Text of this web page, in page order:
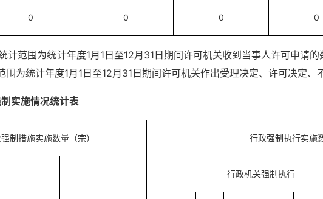
0 0 0 0
计范围为统计年度1月1日至12月31日期间许可机关收到当事人许可申请
为统计年度1月1日至12月31日期间许可机关作出受理决定、许可决定、
实施情况统计表
制措施实施数量（宗） 行政强制执行实施
行政机关强制执行